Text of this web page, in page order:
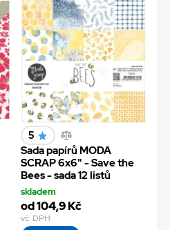
5
Sada papírů MODA
SCRAP 6x6" - Save the
Bees - sada 12 listů
skladem
od 104,9 Kč
vč. DPH